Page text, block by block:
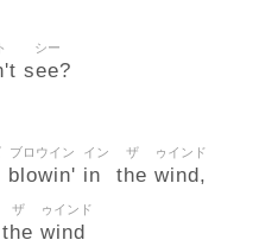
see?
シー
blowin'
ブロウイン
in
イン
the
ザ
wind,
ゥインド
the
ザ
wind
ゥインド